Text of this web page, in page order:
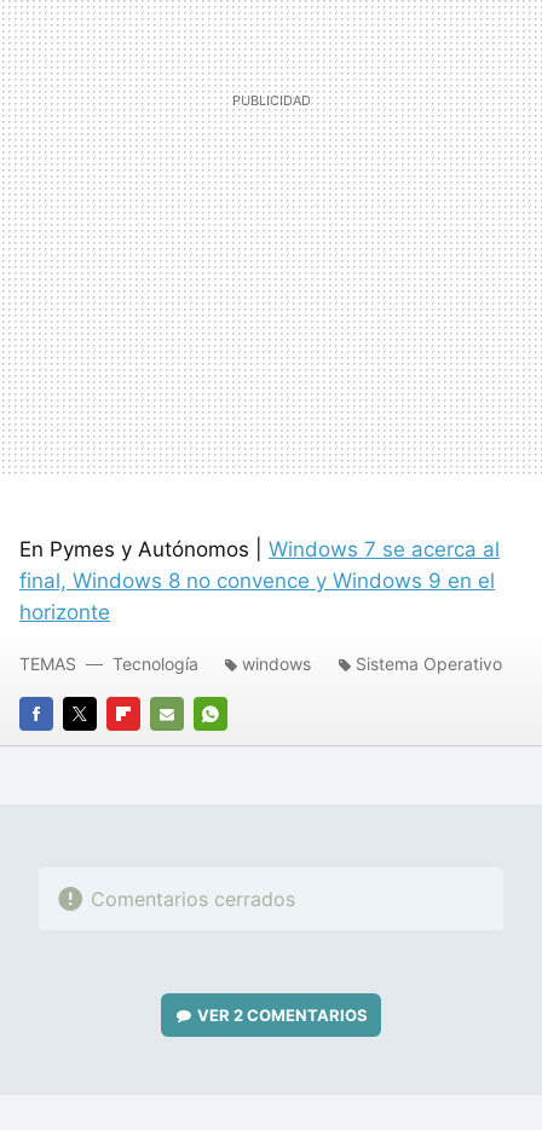
En Pymes y Autónomos | Windows 7 se acerca al
final, Windows 8 no convence y Windows 9 en el
horizonte
FACEBOOK
TWITTERFLIPBOARD
E-
WHATSAPP
TEMAS Tecnología windows Sistema Operativo
Comentarios cerrados
VER2 COMENTARIOS